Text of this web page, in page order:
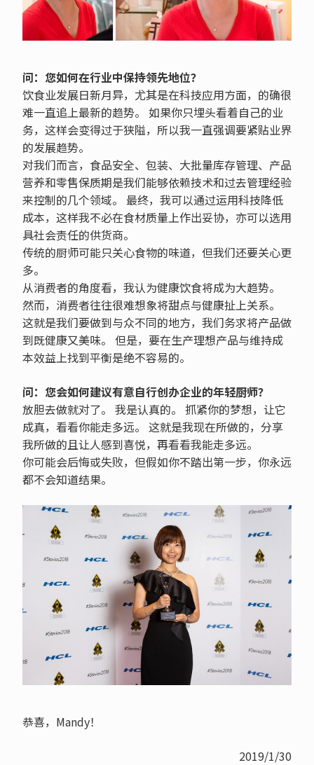
问：您如何在行业中保持领先地位？
饮食业发展日新月异，尤其是在科技应用方面，的确很
难一直追上最新的趋势。 如果你只埋头看着自己的业
务，这样会变得过于狭隘，所以我一直强调要紧贴业界
的发展趋势。
对我们而言，食品安全、包装、大批量库存管理、产品
营养和零售保质期是我们能够依赖技术和过去管理经验
来控制的几个领域。 最终，我可以通过运用科技降低
成本，这样我不必在食材质量上作出妥协，亦可以选用
具社会责任的供货商。
传统的厨师可能只关心食物的味道，但我们还要关心更
多。
从消费者的角度看，我认为健康饮食将成为大趋势。
然而，消费者往往很难想象将甜点与健康扯上关系。
这就是我们要做到与众不同的地方，我们务求将产品做
到既健康又美味。 但是，要在生产理想产品与维持成
本效益上找到平衡是绝不容易的。
问：您会如何建议有意自行创办企业的年轻厨师？
放胆去做就对了。 我是认真的。 抓紧你的梦想，让它
成真，看看你能走多远。 这就是我现在所做的，分享
我所做的且让人感到喜悦，再看看我能走多远。
你可能会后悔或失败，但假如你不踏出第一步，你永远
都不会知道结果。
恭喜，Mandy！
2019/1/30